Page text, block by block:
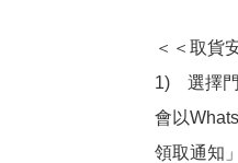
＜＜取貨
1)　選擇
會以
領取通知